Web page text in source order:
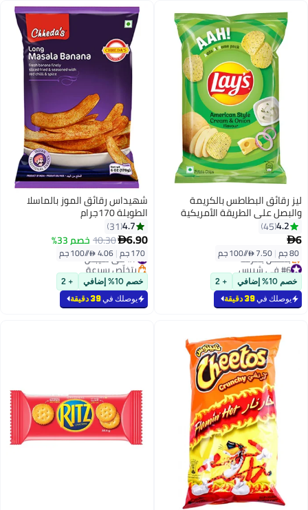
ليز رقائق البطاطس بالكريمة
والبصل على الطريقة الأمريكية
مستوردة من الهند
4.2
45
6
80 جم |7.50 /⁨/100 جم⁩
#6 في شيبس
أقل سعر في 7 يوم
بتخلّص بسرعة
#6 في شيبس
خصم 10% إضافي + 2
يوصلك في39 دقيقة
شهيداس رقائق الموز بالماسلا
الطويلة 170جرام
4.7
31
6.90
10.30خصم 33%
170 جم | #7 في شيبس
بتخلّص بسرعة
#7 في شيبس
خصم 10% إضافي + 2
يوصلك في39 دقيقة